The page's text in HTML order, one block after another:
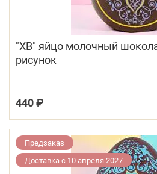
"ХВ" яйцо молочный
рисунок
440 ₽
Предзаказ
Доставка с 10 апреля 2027